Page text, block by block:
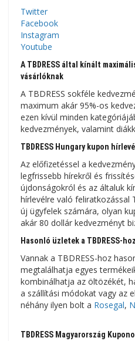
Twitter
Facebook
Instagram
Youtube
A TBDRESS által kínált
vásárlóknak
A TBDRESS sokféle
maximum akár 95%-os
ezen kívül minden
kedvezmények, valamint
TBDRESS Hungary kupon
Az előfizetéssel a
legfrissebb hírekről és
újdonságokról és az általuk
hírlevélre való feliratkozással
új ügyfelek számára, olyan
akár 80 dollár kedvezményt
Hasonló üzletek a TBDRESS-hoz
Vannak a TBDRESS-hoz
megtalálhatja egyes
kombinálhatja az öltözékét,
a szállítási módokat vagy az
néhány ilyen bolt a Rosegal,
TBDRESS Magyarország